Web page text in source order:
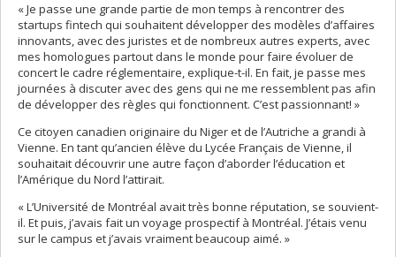
« Je passe une grande partie de mon temps à rencontrer des
startups fintech qui souhaitent développer des modèles d’affaires
innovants, avec des juristes et de nombreux autres experts, avec
mes homologues partout dans le monde pour faire évoluer de
concert le cadre réglementaire, explique-t-il. En fait, je passe mes
journées à discuter avec des gens qui ne me ressemblent pas afin
de développer des règles qui fonctionnent. C’est passionnant! »
Ce citoyen canadien originaire du Niger et de l’Autriche a grandi à
Vienne. En tant qu’ancien élève du Lycée Français de Vienne, il
souhaitait découvrir une autre façon d’aborder l’éducation et
l’Amérique du Nord l’attirait.
« L’Université de Montréal avait très bonne réputation, se souvient-
il. Et puis, j’avais fait un voyage prospectif à Montréal. J’étais venu
sur le campus et j’avais vraiment beaucoup aimé. »